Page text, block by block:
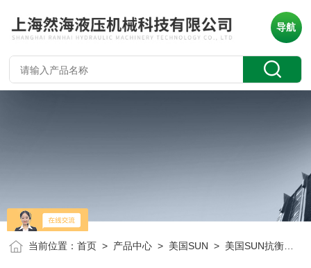
导航
当前位置：首页 > 产品中心 > 美国SUN > 美国SUN抗衡阀